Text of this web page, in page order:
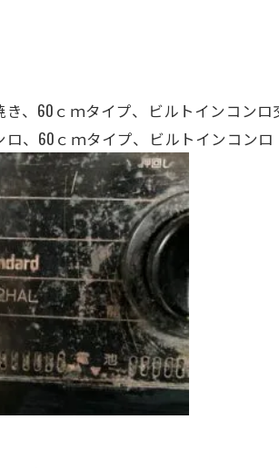
、 60ｃｍタイプ、ビルトインコンロ
、60ｃｍタイプ、ビルトインコンロ